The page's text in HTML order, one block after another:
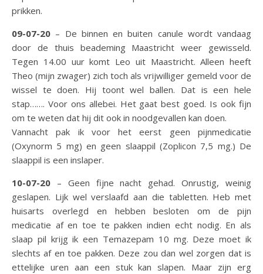
prikken.
09-07-20 – De binnen en buiten canule wordt vandaag
door de thuis beademing Maastricht weer gewisseld.
Tegen 14.00 uur komt Leo uit Maastricht. Alleen heeft
Theo (mijn zwager) zich toch als vrijwilliger gemeld voor de
wissel te doen. Hij toont wel ballen. Dat is een hele
stap……. Voor ons allebei. Het gaat best goed. Is ook fijn
om te weten dat hij dit ook in noodgevallen kan doen.
Vannacht pak ik voor het eerst geen pijnmedicatie
(Oxynorm 5 mg) en geen slaappil (Zoplicon 7,5 mg.) De
slaappil is een inslaper.
10-07-20 – Geen fijne nacht gehad. Onrustig, weinig
geslapen. Lijk wel verslaafd aan die tabletten. Heb met
huisarts overlegd en hebben besloten om de pijn
medicatie af en toe te pakken indien echt nodig. En als
slaap pil krijg ik een Temazepam 10 mg. Deze moet ik
slechts af en toe pakken. Deze zou dan wel zorgen dat is
ettelijke uren aan een stuk kan slapen. Maar zijn erg